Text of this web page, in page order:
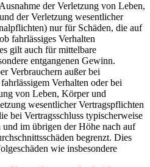
der Verletzung von Leben,
der Verletzung wesentlicher
nur für Schäden, die auf
fahrlässiges Verhalten
gilt auch für mittelbare
entgangenen Gewinn.
Verbrauchern außer bei
Verhalten oder bei
von Leben, Körper und
wesentlicher Vertragspflichten
bei Vertragsschluss typischerweise
und im übrigen der Höhe nach auf
begrenzt. Dies
wie insbesondere